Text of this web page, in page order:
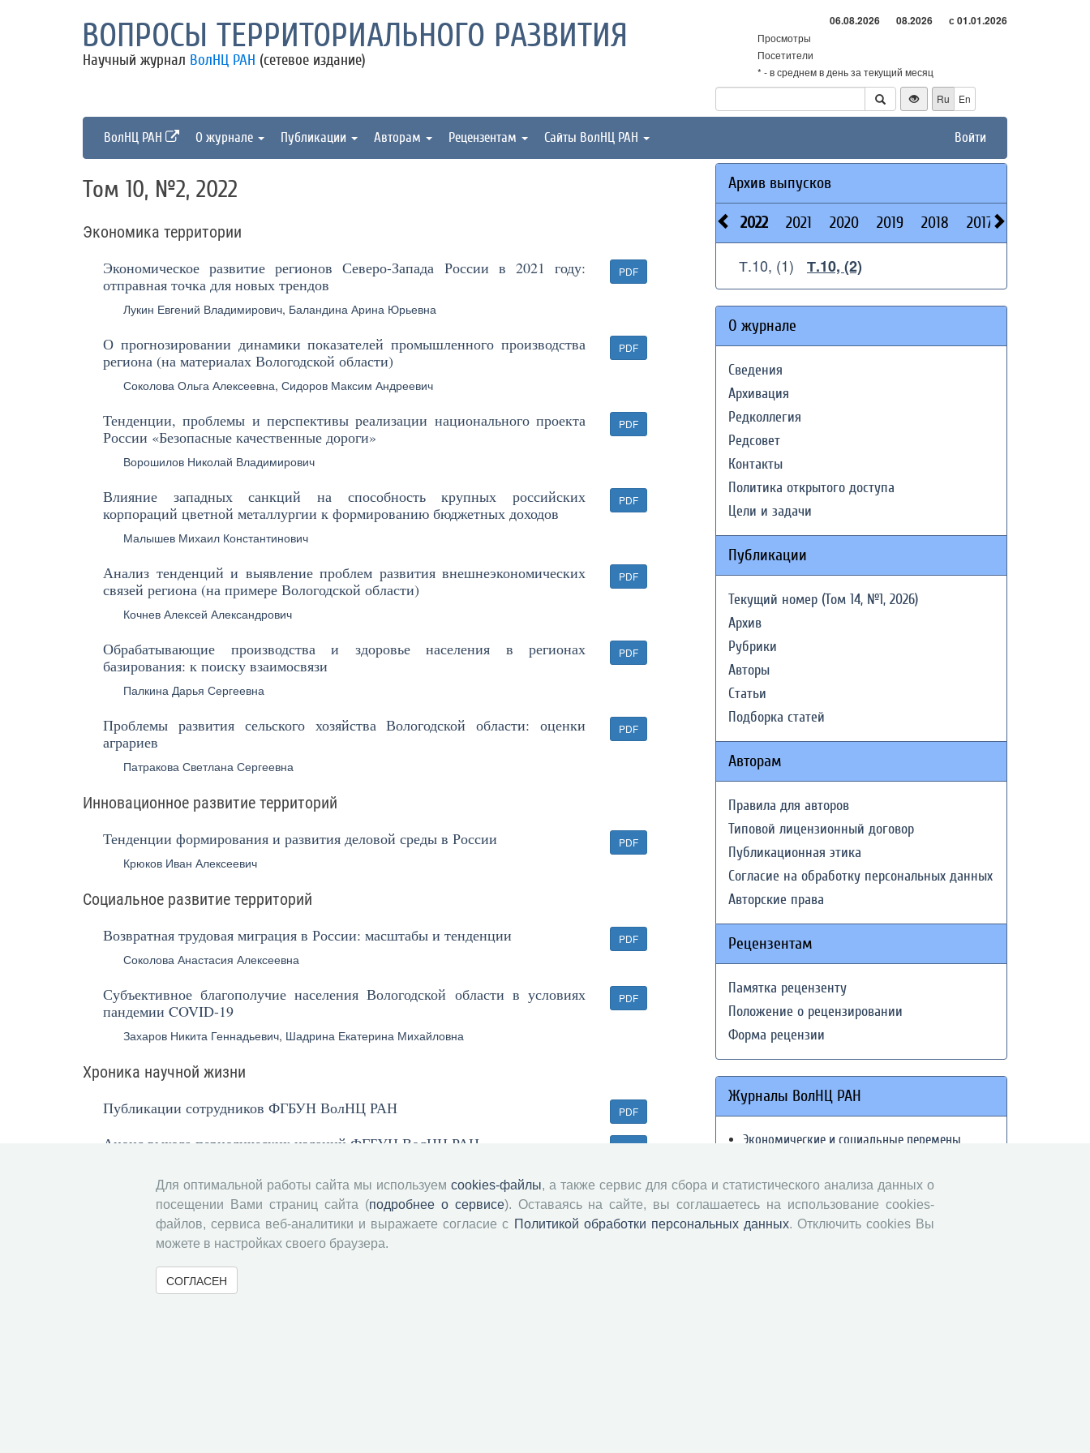
ВОПРОСЫ ТЕРРИТОРИАЛЬНОГО РАЗВИТИЯ
Научный журнал ВолНЦ РАН (сетевое издание)
06.08.2026 08.2026 с 01.01.2026
Просмотры
Посетители
* - в среднем в день за текущий месяц
Ru
En
ВолНЦ РАН О журнале Публикации Авторам Рецензентам Сайты ВолНЦ РАН Войти
Том 10, №2, 2022
Экономика территории
Экономическое развитие регионов Северо-Запада России в 2021 году:
отправная точка для новых трендов
Лукин Евгений Владимирович, Баландина Арина Юрьевна
PDF
О прогнозировании динамики показателей промышленного производства
региона (на материалах Вологодской области)
Соколова Ольга Алексеевна, Сидоров Максим Андреевич
PDF
Тенденции, проблемы и перспективы реализации национального проекта
России «Безопасные качественные дороги»
Ворошилов Николай Владимирович
PDF
Влияние западных санкций на способность крупных российских
корпораций цветной металлургии к формированию бюджетных доходов
Малышев Михаил Константинович
PDF
Анализ тенденций и выявление проблем развития внешнеэкономических
связей региона (на примере Вологодской области)
Кочнев Алексей Александрович
PDF
Обрабатывающие производства и здоровье населения в регионах
базирования: к поиску взаимосвязи
Палкина Дарья Сергеевна
PDF
Проблемы развития сельского хозяйства Вологодской области: оценки
аграриев
Патракова Светлана Сергеевна
PDF
Инновационное развитие территорий
Тенденции формирования и развития деловой среды в России
Крюков Иван Алексеевич
PDF
Социальное развитие территорий
Возвратная трудовая миграция в России: масштабы и тенденции
Соколова Анастасия Алексеевна
PDF
Субъективное благополучие населения Вологодской области в условиях
пандемии COVID-19
Захаров Никита Геннадьевич, Шадрина Екатерина Михайловна
PDF
Хроника научной жизни
Публикации сотрудников ФГБУН ВолНЦ РАН
PDF
Анонс выхода периодических изданий ФГБУН ВолНЦ РАН PDF
Без рубрики
Указатель статей, опубликованных в 2022 году
PDF
« Вернуться назад
Архив выпусков
2022 2021 2020 2019 2018 2017
Т.10, (1) Т.10, (2)
О журнале
Сведения
Архивация
Редколлегия
Редсовет
Контакты
Политика открытого доступа
Цели и задачи
Публикации
Текущий номер (Том 14, №1, 2026)
Архив
Рубрики
Авторы
Статьи
Подборка статей
Авторам
Правила для авторов
Типовой лицензионный договор
Публикационная этика
Согласие на обработку персональных данных
Авторские права
Рецензентам
Памятка рецензенту
Положение о рецензировании
Форма рецензии
Журналы ВолНЦ РАН
Экономические и социальные перемены
Вопросы территориального развития
Социальное пространство
Юный экономист
Для оптимальной работы сайта мы используем cookies-файлы, а также сервис для сбора и статистического анализа данных о
посещении Вами страниц сайта (подробнее о сервисе). Оставаясь на сайте, вы соглашаетесь на использование cookies-
файлов, сервиса веб-аналитики и выражаете согласие с Политикой обработки персональных данных. Отключить cookies Вы
можете в настройках своего браузера.
СОГЛАСЕН